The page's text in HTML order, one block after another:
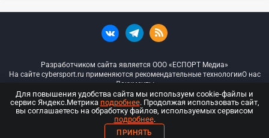
Разработчиком сайта является ООО «ЕСПОРТ Медиа»
На сайте cybersport.ru применяются рекомендательные технологииО нас
Документы
© ООО «Киберспорт.ру» — Все права защищены
18+
Для повышения удобства сайта мы используем cookie-файлы и
сервис Яндекс.Метрика подробнее. Продолжая использовать сайт,
вы соглашаетесь на обработку файлов, используемых сервисом
подробнее.
ПРИНЯТЬ